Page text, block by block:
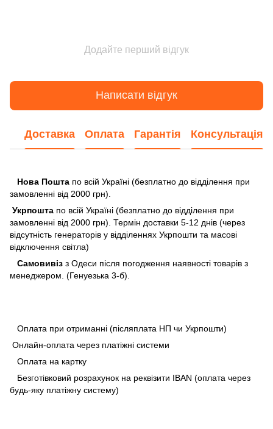
Додайте перший відгук
Написати відгук
Доставка Оплата Гарантія Консультація
Нова Пошта по всій Україні (безплатно до відділення при
замовленні від 2000 грн).
Укрпошта по всій Україні (безплатно до відділення при
замовленні від 2000 грн). Термін доставки 5-12 днів (через
відсутність генераторів у відділеннях Укрпошти та масові
відключення світла)
Самовивіз з Одеси після погодження наявності товарів з
менеджером. (Генуезька 3-б).
Оплата при отриманні (післяплата НП чи Укрпошти)
Онлайн-оплата через платіжні системи
Оплата на картку
Безготівковий розрахунок на реквізити IBAN (оплата через
будь-яку платіжну систему)